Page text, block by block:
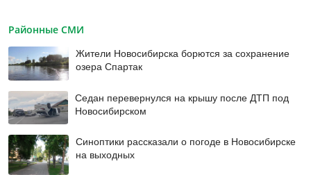
Районные СМИ
Жители Новосибирска борются за сохранение
озера Спартак
Седан перевернулся на крышу после ДТП под
Новосибирском
Синоптики рассказали о погоде в Новосибирске
на выходных